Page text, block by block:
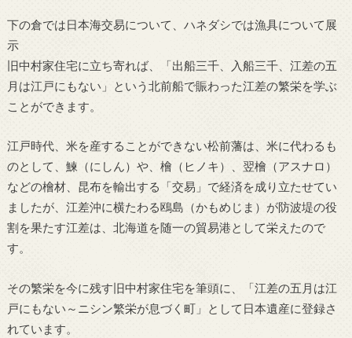
下の倉では日本海交易について、ハネダシでは漁具について展
示
旧中村家住宅に立ち寄れば、「出船三千、入船三千、江差の五
月は江戸にもない」という北前船で賑わった江差の繁栄を学ぶ
ことができます。
江戸時代、米を産することができない松前藩は、米に代わるも
のとして、鰊（にしん）や、檜（ヒノキ）、翌檜（アスナロ）
などの檜材、昆布を輸出する「交易」で経済を成り立たせてい
ましたが、江差沖に横たわる鴎島（かもめじま）が防波堤の役
割を果たす江差は、北海道を随一の貿易港として栄えたので
す。
その繁栄を今に残す旧中村家住宅を筆頭に、「江差の五月は江
戸にもない～ニシン繁栄が息づく町」として日本遺産に登録さ
れています。